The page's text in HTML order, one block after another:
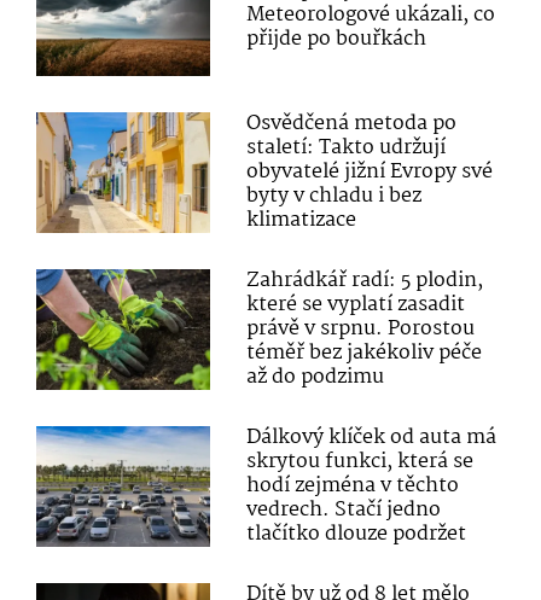
Meteorologové ukázali, co
přijde po bouřkách
Osvědčená metoda po
staletí: Takto udržují
obyvatelé jižní Evropy své
byty v chladu i bez
klimatizace
Zahrádkář radí: 5 plodin,
které se vyplatí zasadit
právě v srpnu. Porostou
téměř bez jakékoliv péče
až do podzimu
Dálkový klíček od auta má
skrytou funkci, která se
hodí zejména v těchto
vedrech. Stačí jedno
tlačítko dlouze podržet